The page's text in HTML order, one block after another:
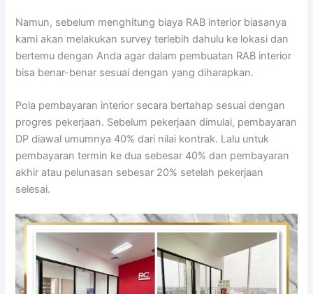
Namun, sebelum menghitung biaya RAB interior biasanya
kami akan melakukan survey terlebih dahulu ke lokasi dan
bertemu dengan Anda agar dalam pembuatan RAB interior
bisa benar-benar sesuai dengan yang diharapkan.
Pola pembayaran interior secara bertahap sesuai dengan
progres pekerjaan. Sebelum pekerjaan dimulai, pembayaran
DP diawal umumnya 40% dari nilai kontrak. Lalu untuk
pembayaran termin ke dua sebesar 40% dan pembayaran
akhir atau pelunasan sebesar 20% setelah pekerjaan
selesai.